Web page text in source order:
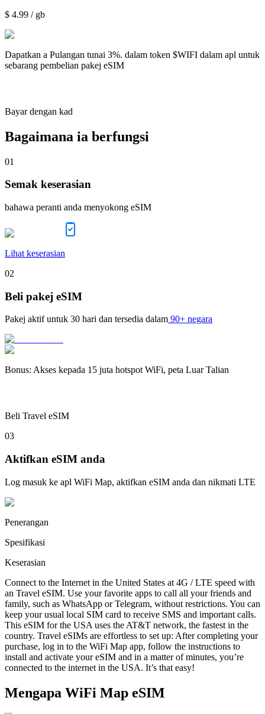
$ 4.99 / gb
Dapatkan a Pulangan tunai 3%. dalam token $WIFI dalam apl untuk
sebarang pembelian pakej eSIM
Bayar dengan kad
Bagaimana ia berfungsi
01
Semak keserasian
bahawa peranti anda menyokong eSIM
Lihat keserasian
02
Beli pakej eSIM
Pakej aktif untuk 30 hari dan tersedia dalam 90+ negara
Bonus: Akses kepada 15 juta hotspot WiFi, peta Luar Talian
Beli Travel eSIM
03
Aktifkan eSIM anda
Log masuk ke apl WiFi Map, aktifkan eSIM anda dan nikmati LTE
Penerangan
Spesifikasi
Keserasian
Connect to the Internet in the United States at 4G / LTE speed with
an Travel eSIM. Use your favorite apps to call all your friends and
family, such as WhatsApp or Telegram, without restrictions. You can
keep your usual local SIM card to receive SMS and important calls.
This eSIM for the USA uses the AT&T network, the fastest in the
country. Travel eSIMs are effortless to set up: After completing your
purchase, log in to the WiFi Map app, follow the instructions to
install and activate your eSIM and in a matter of minutes, you’re
connected to the internet in the USA. It’s that easy!
Mengapa WiFi Map eSIM